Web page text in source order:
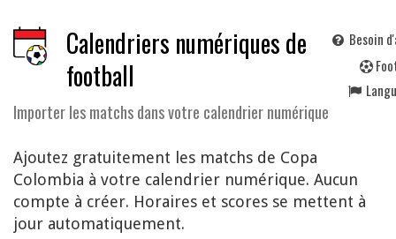
Calendriers numériques de
football
Importer les matchs dans votre calendrier numérique
Besoin
F
Ajoutez gratuitement les matchs de Copa
Colombia à votre calendrier numérique. Aucun
compte à créer. Horaires et scores se mettent à
jour automatiquement.